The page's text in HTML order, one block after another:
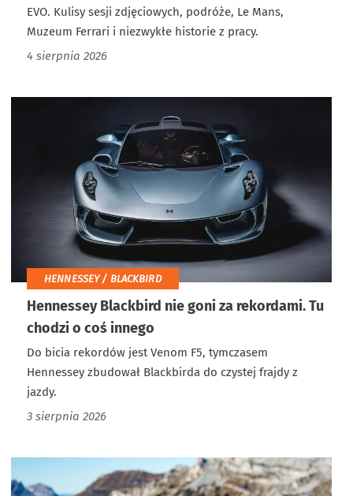
EVO. Kulisy sesji zdjęciowych, podróże, Le Mans,
Muzeum Ferrari i niezwykłe historie z pracy.
4 sierpnia 2026
HENNESSEY / BLACKBIRD
Hennessey Blackbird nie goni za rekordami. Tu
chodzi o coś innego
Do bicia rekordów jest Venom F5, tymczasem
Hennessey zbudował Blackbirda do czystej frajdy z
jazdy.
3 sierpnia 2026